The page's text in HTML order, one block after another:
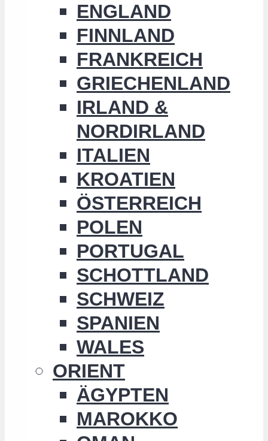
ENGLAND
FINNLAND
FRANKREICH
GRIECHENLAND
IRLAND &
NORDIRLAND
ITALIEN
KROATIEN
ÖSTERREICH
POLEN
PORTUGAL
SCHOTTLAND
SCHWEIZ
SPANIEN
WALES
ORIENT
ÄGYPTEN
MAROKKO